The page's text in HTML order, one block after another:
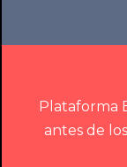
Plataforma
antes de